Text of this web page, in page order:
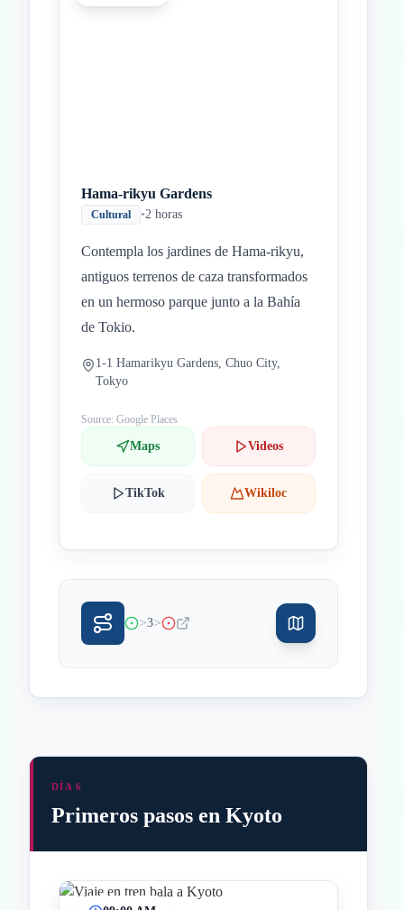
Hama-rikyu Gardens
Cultural •2 horas
Contempla los jardines de Hama-rikyu,
antiguos terrenos de caza transformados
en un hermoso parque junto a la Bahía
de Tokio.
1-1 Hamarikyu Gardens, Chuo City,
Tokyo
Source: Google Places
Maps Videos
TikTok Wikiloc
>3>
DÍA 6
Primeros pasos en Kyoto